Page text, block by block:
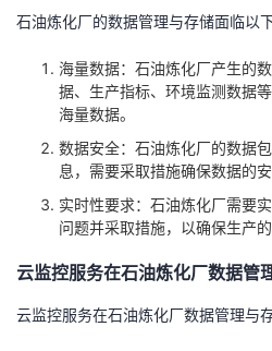
注
发
者
学
Programs
我
的
支
持
石油炼化厂的数据管理与存储面临以下
海量数据：石油炼化厂产生的
据、生产指标、环境监测数据
海量数据。
数据安全：石油炼化厂的数据
息，需要采取措施确保数据的安
实时性要求：石油炼化厂需要
问题并采取措施，以确保生产的
云监控服务在石油炼化厂数据管
云监控服务在石油炼化厂数据管理与